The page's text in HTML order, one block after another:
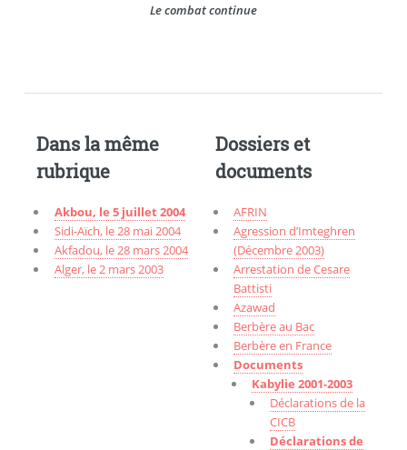
Le combat continue
Dans la même
rubrique
Akbou, le 5 juillet 2004
Sidi-Aïch, le 28 mai 2004
Akfadou, le 28 mars 2004
Alger, le 2 mars 2003
Dossiers et
documents
AFRIN
Agression d’Imteghren
(Décembre 2003)
Arrestation de Cesare
Battisti
Azawad
Berbère au Bac
Berbère en France
Documents
Kabylie 2001-2003
Déclarations de la
CICB
Déclarations de